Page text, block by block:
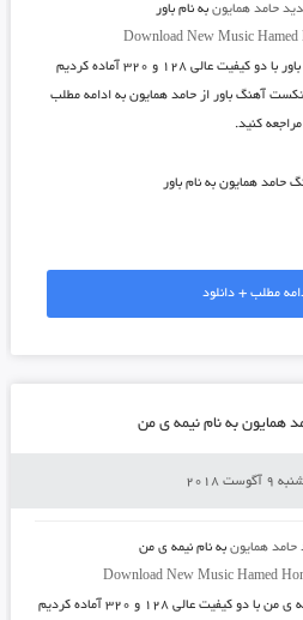
حامد همایونبه نام باور
Download New Music Hamed
باور با دو کیفیت عالی ۱۲۸ و ۳۲۰ آماده کردیم
آهنگ باور از حامد همایون به ادامه مطلب
مراجعه کنید.
مطلب + دانلود
همایون به نام نیمه ی من
آگوست 2018
حامد همایون به نامنیمه ی من
Download New Music Hamed
ی منبا دو کیفیت عالی ۱۲۸ و ۳۲۰ آماده کردیم